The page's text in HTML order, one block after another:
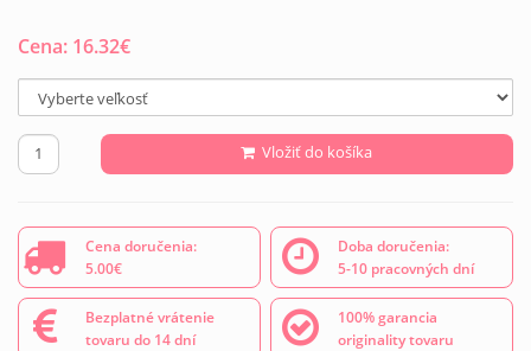
Cena: 16.32€
Vložiť do košíka
Cena doručenia:
5.00€
Doba doručenia:
5-10 pracovných dní
Bezplatné vrátenie
tovaru do 14 dní
100% garancia
originality tovaru